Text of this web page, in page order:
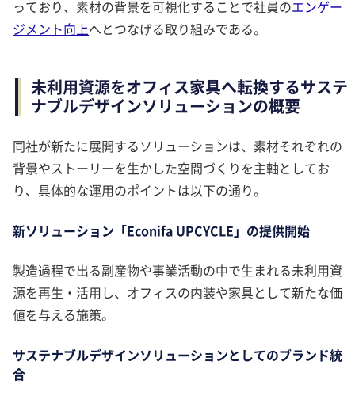
っており、素材の背景を可視化することで社員のエンゲー
ジメント向上へとつなげる取り組みである。
未利用資源をオフィス家具へ転換するサステ
ナブルデザインソリューションの概要
同社が新たに展開するソリューションは、素材それぞれの
背景やストーリーを生かした空間づくりを主軸としてお
り、具体的な運用のポイントは以下の通り。
新ソリューション「Econifa UPCYCLE」の提供開始
製造過程で出る副産物や事業活動の中で生まれる未利用資
源を再生・活用し、オフィスの内装や家具として新たな価
値を与える施策。
サステナブルデザインソリューションとしてのブランド統
合